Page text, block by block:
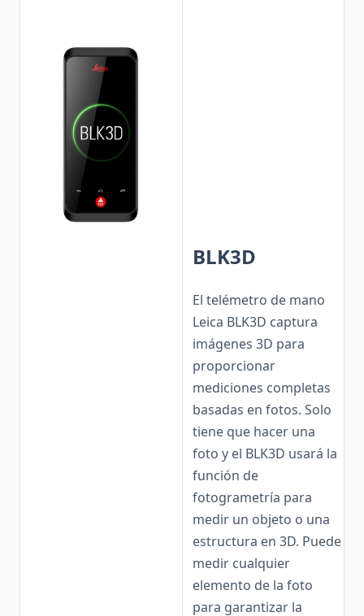
BLK3D
El telémetro de mano
Leica BLK3D captura
imágenes 3D para
proporcionar
mediciones completas
basadas en fotos. Solo
tiene que hacer una
foto y el BLK3D usará la
función de
fotogrametría para
medir un objeto o una
estructura en 3D. Puede
medir cualquier
elemento de la foto
para garantizar la